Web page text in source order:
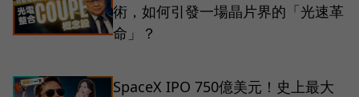
術，如何引發一場晶片界的「光速革
命」？
SpaceX IPO 750億美元！史上最大